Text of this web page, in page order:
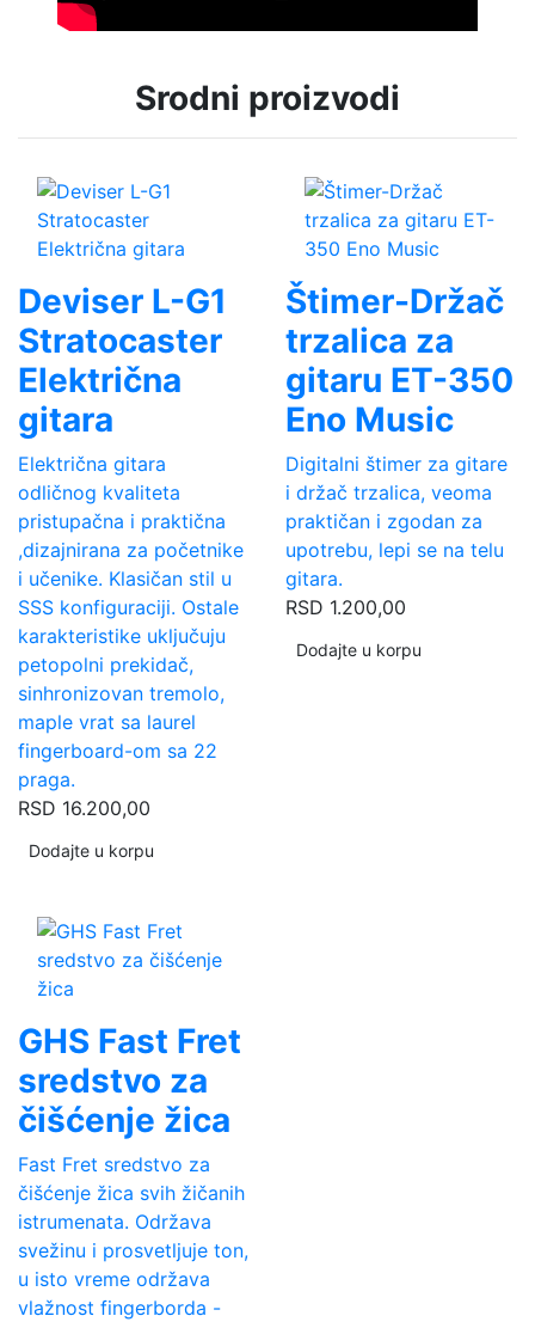
Srodni proizvodi
Deviser L-G1
Stratocaster
Električna
gitara
Električna gitara
odličnog kvaliteta
pristupačna i praktična
,dizajnirana za početnike
i učenike. Klasičan stil u
SSS konfiguraciji. Ostale
karakteristike uključuju
petopolni prekidač,
sinhronizovan tremolo,
maple vrat sa laurel
fingerboard-om sa 22
praga.
RSD 16.200,00
Dodajte u korpu
Štimer-Držač
trzalica za
gitaru ET-350
Eno Music
Digitalni štimer za gitare
i držač trzalica, veoma
praktičan i zgodan za
upotrebu, lepi se na telu
gitara.
RSD 1.200,00
Dodajte u korpu
GHS Fast Fret
sredstvo za
čišćenje žica
Fast Fret sredstvo za
čišćenje žica svih žičanih
istrumenata. Održava
svežinu i prosvetljuje ton,
u isto vreme održava
vlažnost fingerborda -